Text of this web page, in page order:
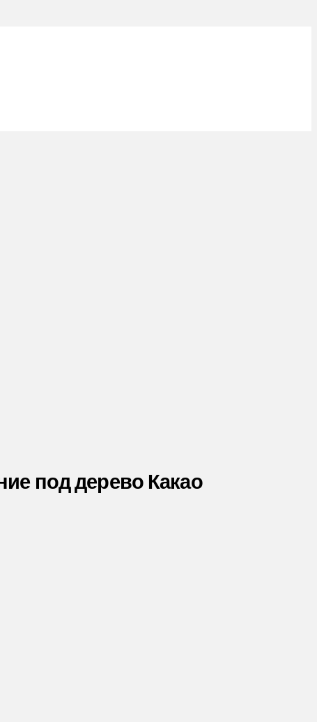
под дерево Какао